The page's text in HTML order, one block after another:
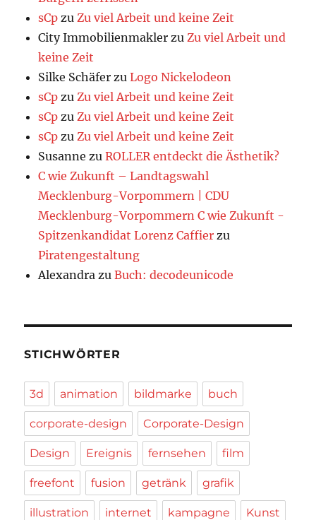
sCp zu Zu viel Arbeit und keine Zeit
City Immobilienmakler zu Zu viel Arbeit und
keine Zeit
Silke Schäfer zuLogo Nickelodeon
sCp zu Zu viel Arbeit und keine Zeit
sCp zu Zu viel Arbeit und keine Zeit
sCp zu Zu viel Arbeit und keine Zeit
Susanne zuROLLER entdeckt die Ästhetik?
C wie Zukunft – Landtagswahl
Mecklenburg-Vorpommern | CDU
Mecklenburg-Vorpommern C wie Zukunft -
Spitzenkandidat Lorenz Caffier zu
Piratengestaltung
Alexandra zuBuch: decodeunicode
STICHWÖRTER
3d animation bildmarke buch
corporate-design Corporate-Design
Design Ereignis fernsehen film
freefont fusion getränk grafik
illustration internet kampagne Kunst